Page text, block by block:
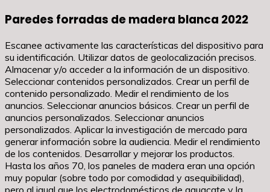
Paredes forradas de madera blanca 2022
Escanee activamente las características del dispositivo para
su identificación. Utilizar datos de geolocalización precisos.
Almacenar y/o acceder a la información de un dispositivo.
Seleccionar contenidos personalizados. Crear un perfil de
contenido personalizado. Medir el rendimiento de los
anuncios. Seleccionar anuncios básicos. Crear un perfil de
anuncios personalizados. Seleccionar anuncios
personalizados. Aplicar la investigación de mercado para
generar información sobre la audiencia. Medir el rendimiento
de los contenidos. Desarrollar y mejorar los productos.
Hasta los años 70, los paneles de madera eran una opción
muy popular (sobre todo por comodidad y asequibilidad),